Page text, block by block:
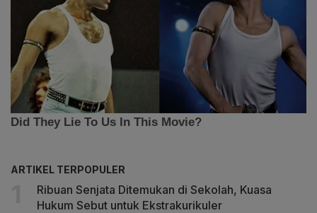
ARTIKEL TERPOPULER
Ribuan Senjata Ditemukan di Sekolah, Kuasa
Hukum Sebut untuk Ekstrakurikuler